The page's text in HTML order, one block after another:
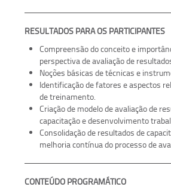
RESULTADOS PARA OS PARTICIPANTES
Compreensão do conceito e
perspectiva de avaliação de
Noções básicas de técnicas e
Identificação de fatores e aspectos
de treinamento.
Criação de modelo de avaliação de
capacitação e desenvolvimento
Consolidação de resultados de
melhoria contínua do processo de
CONTEÚDO PROGRAMÁTICO